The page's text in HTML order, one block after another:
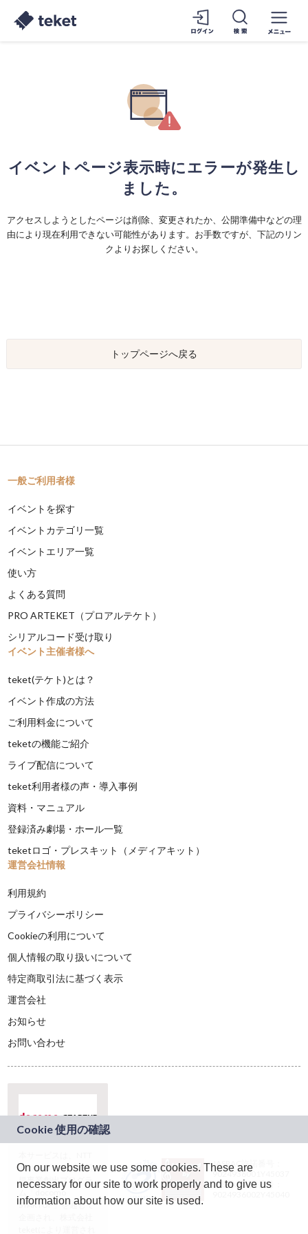
イベントページ表示時にエラーが発生し
ました。
アクセスしようとしたページは削除、変更されたか、公開準備中などの理
由により現在利用できない可能性があります。お手数ですが、下記のリン
クよりお探しください。
トップページへ戻る
一般ご利用者様
イベントを探す
イベントカテゴリ一覧
イベントエリア一覧
使い方
よくある質問
PRO ARTEKET（プロアルテケト）
シリアルコード受け取り
イベント主催者様へ
teket(テケト)とは？
イベント作成の方法
ご利用料金について
teketの機能ご紹介
ライブ配信について
teket利用者様の声・導入事例
資料・マニュアル
登録済み劇場・ホール一覧
teketロゴ・プレスキット（メディアキット）
運営会社情報
利用規約
プライバシーポリシー
Cookieの利用について
個人情報の取り扱いについて
特定商取引法に基づく表示
運営会社
お知らせ
お問い合わせ
ドコモグループの新
規事業創出プログラ
ム「docomo
STARTUP」を通じて
JASRAC許諾番号：
9024936001Y45037
JASRAC許諾番号：
On our website we use some cookies. These are
necessary for our site to work properly and to give us
information about how our site is used.